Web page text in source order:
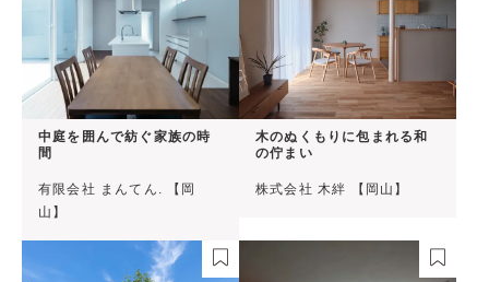
中庭を囲んで紡ぐ家族の時
間
有限会社 まんてん. 【岡
山】
木のぬくもりに包まれる和
の佇まい
株式会社 木絆 【岡山】